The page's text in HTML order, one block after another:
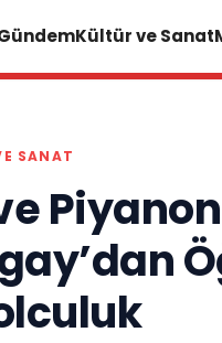
Kültür ve Sanat
SANAT